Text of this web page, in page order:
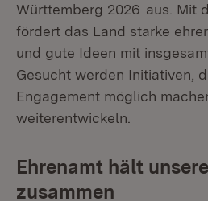
Württemberg 2026 aus. Mit
fördert das Land starke
und gute Ideen mit
Gesucht werden Initiativen,
Engagement möglich
weiterentwickeln.
Ehrenamt hält
zusammen